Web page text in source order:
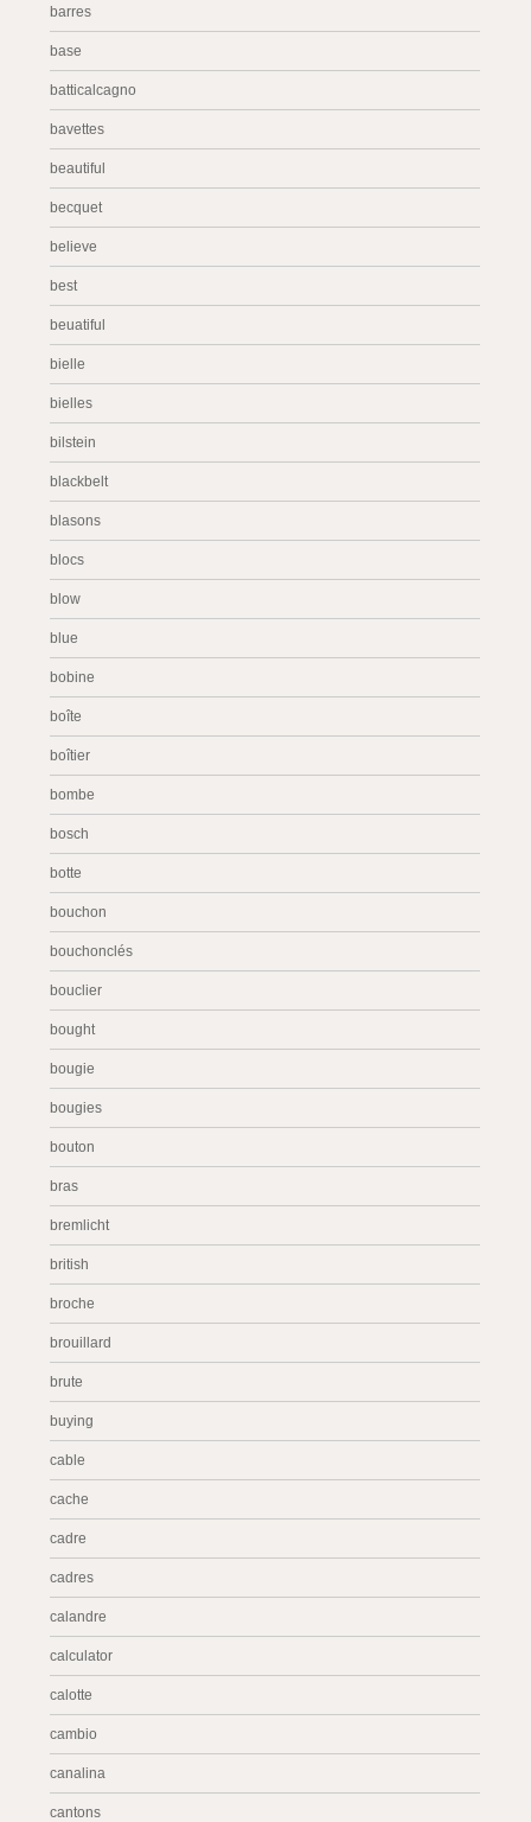
barres
base
batticalcagno
bavettes
beautiful
becquet
believe
best
beuatiful
bielle
bielles
bilstein
blackbelt
blasons
blocs
blow
blue
bobine
boîte
boîtier
bombe
bosch
botte
bouchon
bouchonclés
bouclier
bought
bougie
bougies
bouton
bras
bremlicht
british
broche
brouillard
brute
buying
cable
cache
cadre
cadres
calandre
calculator
calotte
cambio
canalina
cantons